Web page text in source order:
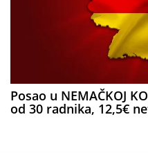
Posao u NEMAČKOJ
od 30 radnika, 12,5€